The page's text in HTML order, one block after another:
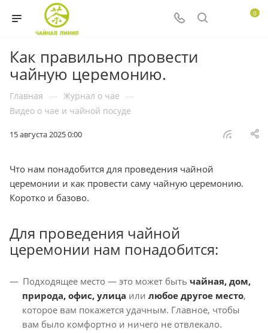
0
Как правильно провести
чайную церемонию.
Главная — Журнал о чае —
Видео о чае и чайной посуде
15 августа 2025 0:00
Что нам понадобится для проведения чайной
церемонии и как провести саму чайную церемонию.
Коротко и базово.
Для проведения чайной
церемонии нам понадобится:
Подходящее место — это может быть чайная, дом,
природа, офис, улица или любое другое место,
которое вам покажется удачным. Главное, чтобы
вам было комфортно и ничего не отвлекало.